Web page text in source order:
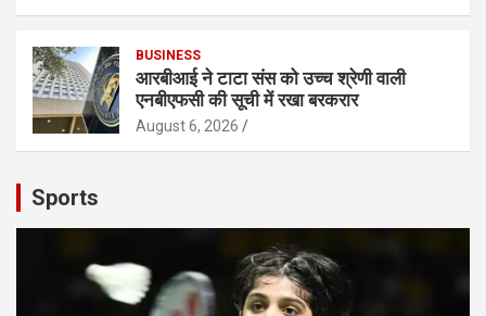
BUSINESS
आरबीआई ने टाटा संस को उच्च श्रेणी वाली
एनबीएफसी की सूची में रखा बरकरार
August 6, 2026
Sports